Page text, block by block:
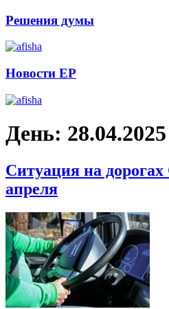
Решения думы
Новости ЕР
День: 28.04.2025
Ситуация на дорогах
апреля